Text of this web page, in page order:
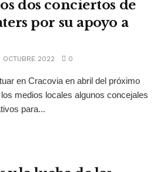
dos conciertos de
por su apoyo a
OCTUBRE 2022 0
en Cracovia en abril del próximo
medios locales algunos concejales
para...